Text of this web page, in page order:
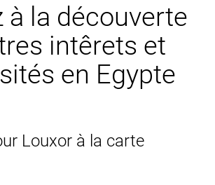
à la découverte
intêrets et
en Egypte
Louxor à la carte